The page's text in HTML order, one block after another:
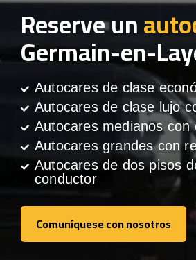
Reserve un
Germain-en-
Autocares de clase
Autocares de clase lujo
Autocares medianos con
Autocares grandes con
Autocares de dos pisos
conductor
Comuníquese con nosotros
Comuníquese con nosotros